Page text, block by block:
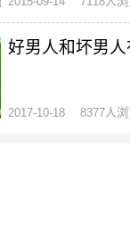
好男人和坏男
2017-10-18 8377人